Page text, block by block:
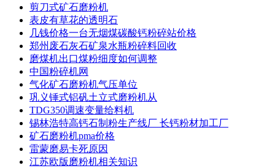
剪刀式矿石磨粉机
表皮有草花的透明石
几钱价格一台无烟煤碳酸钙粉碎站价格
郑州废石灰石矿泉水瓶粉碎料回收
磨煤机出口煤粉细度如何调整
中国粉碎机网
气化矿石磨粉机气压单位
巩义锤式铝矾土立式磨粉机从
TDG350调速变量给料机
锡林浩特高钙石制粉生产线厂 长钙粉材加工厂
矿石磨粉机pma价格
雷蒙磨易卡死原因
江苏欧版磨粉机相关知识